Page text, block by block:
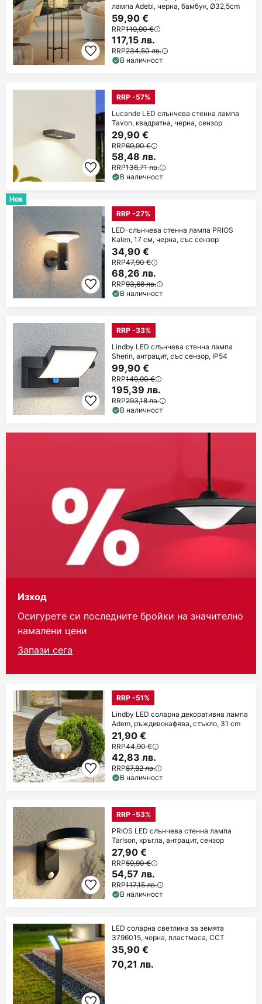
лампа Adebi, черна, бамбук, Ø32,5cm
59,90 €
RRP119,90 €
117,15 лв.
RRP234,50 лв.
В наличност
RRP -57%
Lucande LED слънчева стенна лампа
Tavon, квадратна, черна, сензор
29,90 €
RRP69,90 €
58,48 лв.
RRP136,71 лв.
В наличност
Нов
RRP -27%
LED-слънчева стенна лампа PRIOS
Kalen, 17 см, черна, със сензор
34,90 €
RRP47,90 €
68,26 лв.
RRP93,68 лв.
В наличност
RRP -33%
Lindby LED слънчева стенна лампа
Sherin, антрацит, със сензор, IP54
99,90 €
RRP149,90 €
195,39 лв.
RRP293,18 лв.
В наличност
Изход
Осигурете си последните бройки на значително
намалени цени
Запази сега
RRP -51%
Lindby LED соларна декоративна лампа
Adem, ръждивокафява, стъкло, 31 cm
21,90 €
RRP44,90 €
42,83 лв.
RRP87,82 лв.
В наличност
RRP -53%
PRIOS LED слънчева стенна лампа
Tarlson, кръгла, антрацит, сензор
27,90 €
RRP59,90 €
54,57 лв.
RRP117,15 лв.
В наличност
LED соларна светлина за земята
3796015, черна, пластмаса, CCT
35,90 €
70,21 лв.